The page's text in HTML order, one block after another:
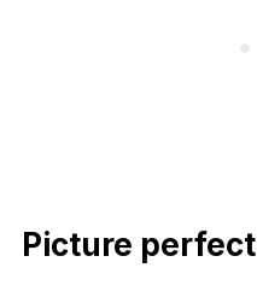
Picture perfect